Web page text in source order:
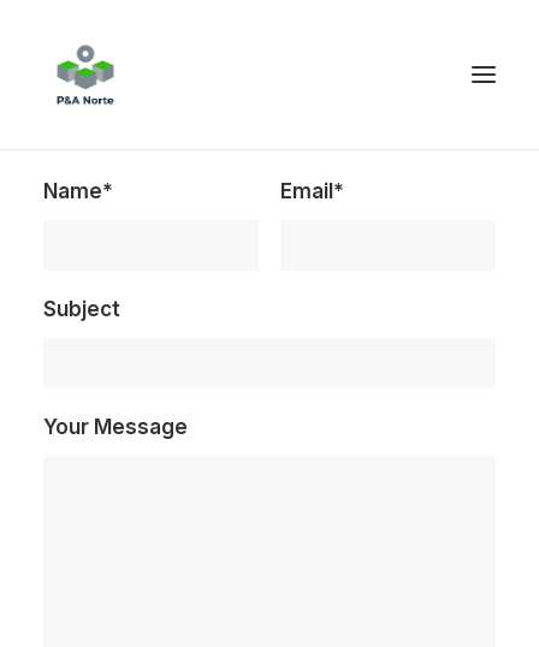
Name* Email*
Subject
Your Message